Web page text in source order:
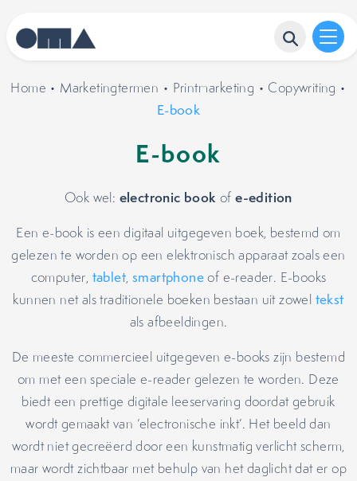
Home • Marketingtermen • Printmarketing • Copywriting •
E-book
E-book
Ook wel: electronic book ofe-edition
Een e-book is een digitaal uitgegeven boek, bestemd om
gelezen te worden op een elektronisch apparaat zoals een
computer, tablet, smartphoneof e-reader. E-books
kunnen net als traditionele boeken bestaan uit zowel tekst
als afbeeldingen.
De meeste commercieel uitgegeven e-books zijn bestemd
om met een speciale e-reader gelezen te worden. Deze
biedt een prettige digitale leeservaring doordat gebruik
wordt gemaakt van ‘electronische inkt’. Het beeld dan
wordt niet gecreëerd door een kunstmatig verlicht scherm,
maar wordt zichtbaar met behulp van het daglicht dat er op